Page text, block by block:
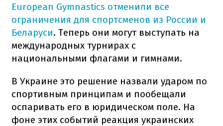
European Gymnastics отменили все
ограничения для спортсменов из России и
Беларуси. Теперь они могут выступать на
международных турнирах с
национальными флагами и гимнами.
В Украине это решение назвали ударом по
спортивным принципам и пообещали
оспаривать его в юридическом поле. На
фоне этих событий реакция украинских